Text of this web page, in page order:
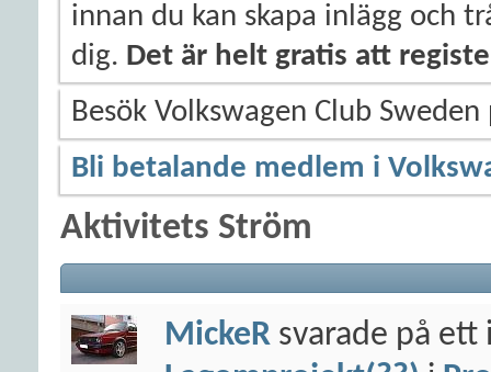
innan du kan skapa inlägg och
dig. Det är helt gratis att
Besök Volkswagen Club
Bli betalande medlem i
Aktivitets Ström
MickeR svarade på ett